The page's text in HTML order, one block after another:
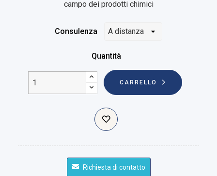
campo dei prodotti chimici
Consulenza
Quantità
CARRELLO
Richiesta di contatto